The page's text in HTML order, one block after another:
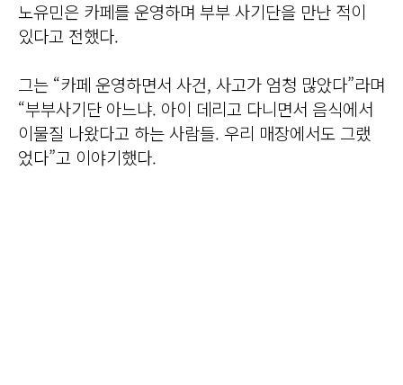
노유민은 카페를 운영하며 부부 사기단을 만난 적이
있다고 전했다.
그는 “카페 운영하면서 사건, 사고가 엄청 많았다”라며
“부부사기단 아느냐. 아이 데리고 다니면서 음식에서
이물질 나왔다고 하는 사람들. 우리 매장에서도 그랬
었다”고 이야기했다.